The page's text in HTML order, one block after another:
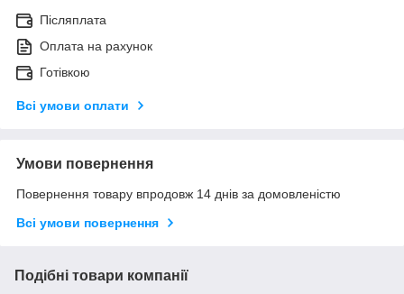
Післяплата
Оплата на рахунок
Готівкою
Всі умови оплати
Умови повернення
Повернення товару впродовж 14 днів за домовленістю
Всі умови повернення
Подібні товари компанії